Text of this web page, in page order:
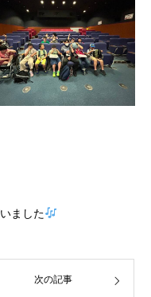
ました
次の記事